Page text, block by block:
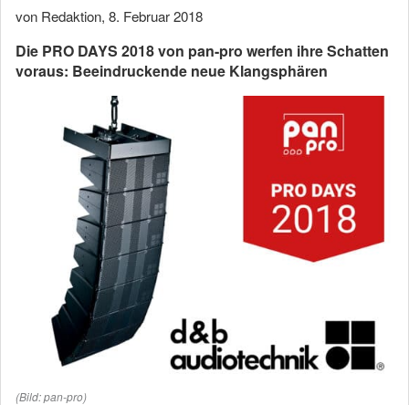
von Redaktion, 8. Februar 2018
Die PRO DAYS 2018 von pan-pro werfen ihre Schatten
voraus: Beeindruckende neue Klangsphären
(Bild: pan-pro)